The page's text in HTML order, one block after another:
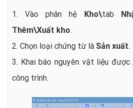
1. Vào phân hệ Kho\tab
Thêm\Xuất kho.
2. Chọn loại chứng từ là Sản xuất.
3. Khai báo nguyên vật liệu
công trình.